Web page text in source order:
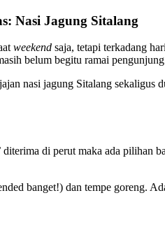
Nasi Jagung Sitalang
weekend saja, tetapi terkadang
belum begitu ramai
nasi jagung Sitalang
di perut maka ada
banget!) dan tempe goreng.